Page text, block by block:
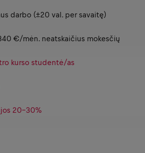
darbo (±20 val. per savaitę)
€/mėn. neatskaičius mokesčių
kurso studentė/as
20-30%